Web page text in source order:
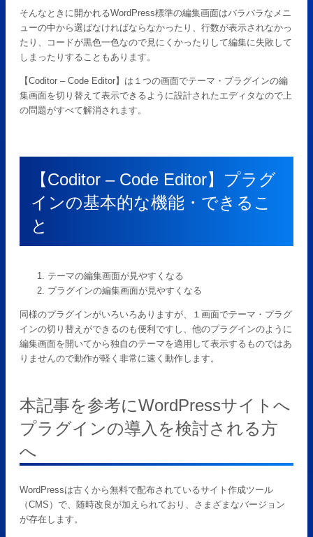
そんなときに開かれるWordPress標準の編集画面はバラバラなメニ
ューの中から選ばなければならなかったり、行数が表示されなかっ
たり、コードが黒色一色なので見にくかったりして編集に失敗して
しまったりすることもあります。
【Coditor – Code Editor】は１つの画面でテーマ・プラグインの編
集画面を切り替えて表示できるように設計されたエディタなので上
の問題がすべて解消されます。
【Coditor – Code Editor】プラグ
インの基本的な機能・できるこ
と
テーマの編集画面が見やすくなる
プラグインの編集画面が見やすくなる
同様のプラグインがいろいろありますが、１画面でテーマ・プラグ
インの切り替えができるのも便利ですし、他のプラグインのように
編集画面を開いてから独自のテーマを適用して表示するものではあ
りませんので動作が軽く非常に速く動作します。
本記事を参考にWordPressサイトへ
プラグインの導入を検討される方
へ
WordPressは古くから無料で配布されているサイト作成ツール
（CMS）で、随時改良が加えられており、さまざまなバージョン
が存在します。